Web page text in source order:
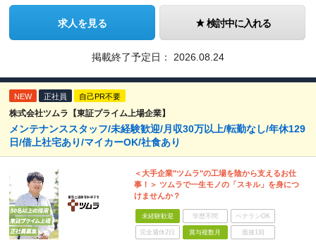
求人を見る 検討中に入れる
掲載終了予定日： 2026.08.24
NEW 正社員 自己PR不要
株式会社ツムラ【東証プライム上場企業】
メンテナンススタッフ/未経験歓迎/月収30万以上/転勤なし/年休129
日/借上社宅あり/マイカーOK/社食あり
＜大手企業"ツムラ"の工場を陰から支えるお仕
事！＞ ツムラで一生モノの「スキル」を身につ
けませんか？
未経験歓迎 学歴不問 ベテランOK
完全週休2日 賞与複数月 面接1回